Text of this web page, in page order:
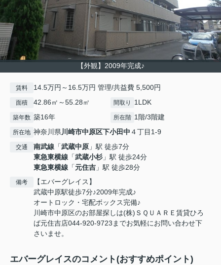
【外観】2009年完成♪
賃料 14.5万円～16.5万円 管理/共益費 5,500円
面積 42.86㎡～55.28㎡ 間取り 1LDK
築年数 築16年 所在階 1階/3階建
所在地 神奈川県川崎市中原区下小田中 ４丁目1-9
交通 南武線 「武蔵中原 」駅 徒歩7分
東急東横線 「武蔵小杉 」駅 徒歩24分
東急東横線 「元住吉 」駅 徒歩28分
備考
【エバーグレイス】
武蔵中原駅徒歩7分♪2009年完成♪
オートロック・宅配ボックス完備♪
川崎市中原区のお部屋探しは(株)ＳＱＵＡＲＥ賃貸ひろ
ば元住吉店044-920-9723までお気軽にお問い合わせ下
さいませ。
エバーグレイスのコメント(おすすめポイント)